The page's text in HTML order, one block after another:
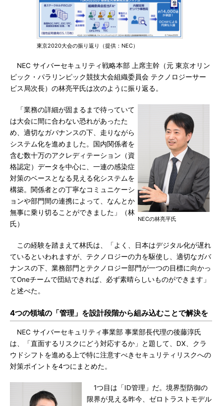
東京2020大会の振り返り（提供：NEC）
NEC サイバーセキュリティ戦略本部 上席主幹（元 東京オリン
ピック・パラリンピック競技大会組織委員会 テクノロジーサー
ビス局次長）の林亮平氏は次のように振り返る。
NECの林亮平氏
「業務の詳細が固まるまで待っていて
は大会に間に合わない恐れがあったた
め、適切なガバナンスの下、走りながら
システム化を進めました。国内関係者を
含む数十万のアクレディテーション（資
格認定）データを中心に、一連の感染症
対策のベースとなる見える化システムを
構築。関係者との丁寧なコミュニケーシ
ョンや部門間の連携によって、なんとか
無事に乗り切ることができました」（林
氏）
この経験を踏まえて林氏は、「よく、日本はデジタル化が遅れ
ているといわれますが、テクノロジーの力を駆使し、適切なガバ
ナンスの下、業務部門とテクノロジー部門が一つの目標に向かっ
てOneチームで団結できれば、必ず素晴らしいものができます」
と述べた。
4つの領域の「管理」を設計段階から組み込むことで解決を
NEC サイバーセキュリティ事業部 事業部長代理の後藤淳氏
は、「直面するリスクにどう対応するか」と題して、DX、クラ
ウドシフトを進める上で特に注意すべきセキュリティリスクへの
対策ポイントを4つにまとめた。
1つ目は「ID管理」だ。境界型防御の
限界が見える昨今、ゼロトラストモデル